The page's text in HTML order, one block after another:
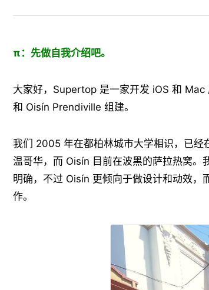
π：先做自我介绍吧。
大家好，Supertop 是一家开发 iOS 和
和 Oisín Prendiville 组建。
我们 2005 年在都柏林城市大学相识，已
温哥华，而 Oisín 目前在波黑的萨拉热窝
明确，不过 Oisín 更倾向于做设计和动效
作。